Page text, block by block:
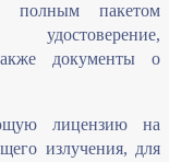
полным пакетом
удостоверение,
документы о
лицензию на
излучения, для